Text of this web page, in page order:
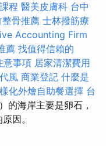
程 醫美皮膚科 台中
整骨推薦 士林撥筋療
Accounting Firm
薦 找值得信賴的
意事項 居家清潔費用
風 商業登記 什麼是
化外燴自助餐選擇 台
的海岸主要是卵石，
因。